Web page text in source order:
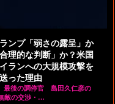
ランプ「弱さの露呈」か
合理的な判断」か？米国
ランへの大規模攻撃を
った理由
最後の調停官 島田久仁彦の
無敵の交渉・…